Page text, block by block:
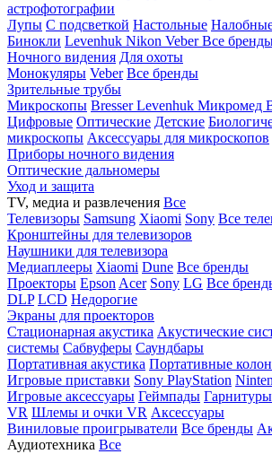
астрофотографии
Лупы С подсветкой Настольные
Бинокли Levenhuk Nikon VeberВсе
Ночного видения Для охоты
Монокуляры Veber Все бренды
Зрительные трубы
Микроскопы BresserLevenhuk Микромед
Цифровые Оптические Детские
микроскопы Аксессуары для микроскопов
Приборы ночного видения
Оптические дальномеры
Уход и защита
TV, медиа и развлечения Все
Телевизоры Samsung Xiaomi Sony Все
Кронштейны для телевизоров
Наушники для телевизора
Медиаплееры Xiaomi Dune Все бренды
Проекторы Epson Acer Sony LG Все
DLP LCD Недорогие
Экраны для проекторов
Стационарная акустика Акустические
системы Сабвуферы Саундбары
Портативная акустика Портативные
Игровые приставки Sony PlayStation
Игровые аксессуары Геймпады Гарнитуры
VR Шлемы и очки VR Аксессуары
Виниловые проигрыватели Все бренды
Аудиотехника Все